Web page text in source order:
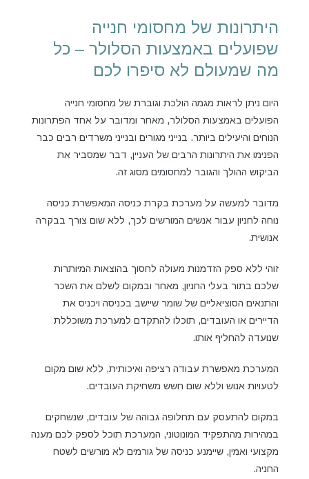
היתרונות של מחסומי חנייה
שפועלים באמצעות הסלולר – כל
מה שמעולם לא סיפרו לכם
היום ניתן לראות מגמה הולכת וגוברת של מחסומי חנייה
הפועלים באמצעות הסלולר, מאחר ומדובר על אחד הפתרונות
הנוחים והיעילים ביותר. בנייני מגורים ובנייני משרדים רבים כבר
הפנימו את היתרונות הרבים של העניין, דבר שמסביר את
הביקוש ההולך והגובר למחסומים מסוג זה.
מדובר למעשה על מערכת בקרת כניסה המאפשרת כניסה
נוחה לחניון עבור אנשים המורשים לכך, ללא שום צורך בבקרה
אנושית.
זוהי ללא ספק הזדמנות מעולה לחסוך בהוצאות המיותרות
שלכם בתור בעלי החניון, מאחר ובמקום לשלם את השכר
והתנאים הסוציאליים של שומר שיישב בכניסה ויכניס את
הדיירים או העובדים, תוכלו להתקדם למערכת משוכללת
שנועדה להחליף אותו.
המערכת מאפשרת עבודה רציפה ואיכותית, ללא שום מקום
לטעויות אנוש וללא שום חשש משחיקת העובדים.
במקום להתעסק עם תחלופה גבוהה של עובדים, שנשחקים
במהירות מהתפקיד המונוטוני, המערכת תוכל לספק לכם מענה
מקצועי ואמין, שיימנע כניסה של גורמים לא מורשים לשטח
החניה.